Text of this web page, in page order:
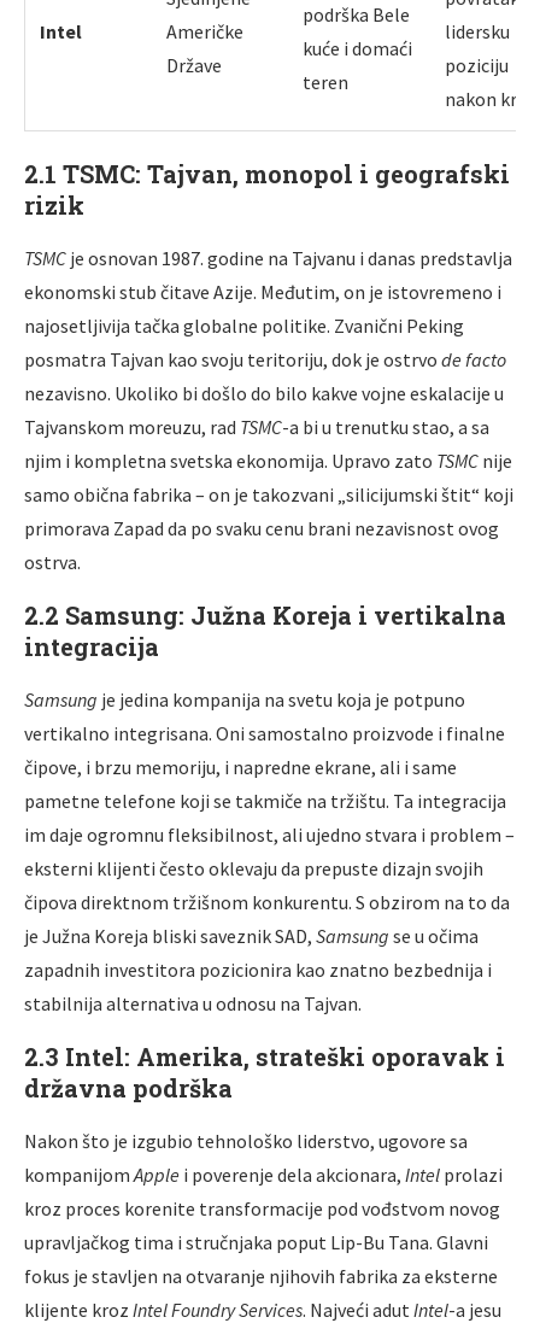
Intel
Američke
Države
podrška Bele
kuće i domaći
teren
lidersku
poziciju
nakon krize
2.1 TSMC: Tajvan, monopol i geografski
rizik
TSMC je osnovan 1987. godine na Tajvanu i danas predstavlja
ekonomski stub čitave Azije. Međutim, on je istovremeno i
najosetljivija tačka globalne politike. Zvanični Peking
posmatra Tajvan kao svoju teritoriju, dok je ostrvo de facto
nezavisno. Ukoliko bi došlo do bilo kakve vojne eskalacije u
Tajvanskom moreuzu, rad TSMC-a bi u trenutku stao, a sa
njim i kompletna svetska ekonomija. Upravo zato TSMC nije
samo obična fabrika – on je takozvani „silicijumski štit“ koji
primorava Zapad da po svaku cenu brani nezavisnost ovog
ostrva.
2.2 Samsung: Južna Koreja i vertikalna
integracija
Samsung je jedina kompanija na svetu koja je potpuno
vertikalno integrisana. Oni samostalno proizvode i finalne
čipove, i brzu memoriju, i napredne ekrane, ali i same
pametne telefone koji se takmiče na tržištu. Ta integracija
im daje ogromnu fleksibilnost, ali ujedno stvara i problem –
eksterni klijenti često oklevaju da prepuste dizajn svojih
čipova direktnom tržišnom konkurentu. S obzirom na to da
je Južna Koreja bliski saveznik SAD, Samsung se u očima
zapadnih investitora pozicionira kao znatno bezbednija i
stabilnija alternativa u odnosu na Tajvan.
2.3 Intel: Amerika, strateški oporavak i
državna podrška
Nakon što je izgubio tehnološko liderstvo, ugovore sa
kompanijom Apple i poverenje dela akcionara, Intel prolazi
kroz proces korenite transformacije pod vođstvom novog
upravljačkog tima i stručnjaka poput Lip-Bu Tana. Glavni
fokus je stavljen na otvaranje njihovih fabrika za eksterne
klijente kroz Intel Foundry Services. Najveći adut Intel-a jesu